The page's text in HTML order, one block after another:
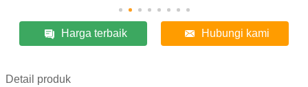
Harga terbaik Hubungi kami
Detail produk